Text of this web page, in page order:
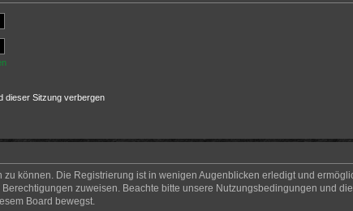
dieser Sitzung verbergen
können. Die Registrierung ist in wenigen Augenblicken erledigt und
zuweisen. Beachte bitte unsere Nutzungsbedingungen und
Board bewegst.